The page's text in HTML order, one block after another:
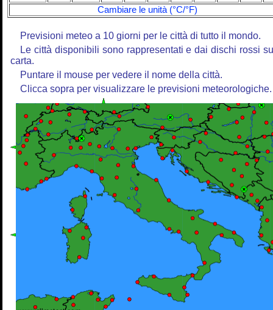
Cambiare le unità (°C/°F)
Previsioni meteo a 10 giorni per le città di tutto il mondo.
Le città disponibili sono rappresentati e dai dischi rossi
carta.
Puntare il mouse per vedere il nome della città.
Clicca sopra per visualizzare le previsioni meteorologiche.